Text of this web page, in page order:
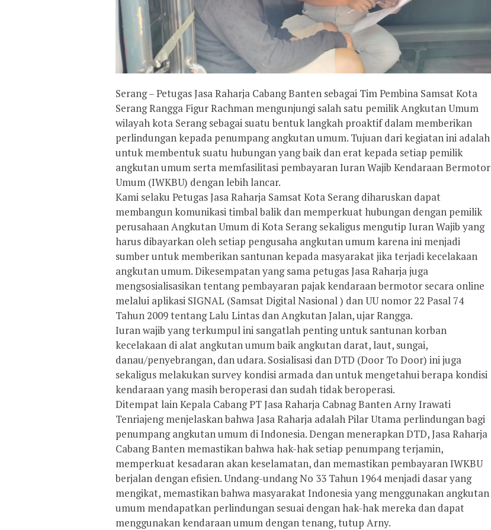
Serang – Petugas Jasa Raharja Cabang Banten sebagai Tim Pembina Samsat Kota
Serang Rangga Figur Rachman mengunjungi salah satu pemilik Angkutan Umum
wilayah kota Serang sebagai suatu bentuk langkah proaktif dalam memberikan
perlindungan kepada penumpang angkutan umum. Tujuan dari kegiatan ini adalah
untuk membentuk suatu hubungan yang baik dan erat kepada setiap pemilik
angkutan umum serta memfasilitasi pembayaran Iuran Wajib Kendaraan Bermotor
Umum (IWKBU) dengan lebih lancar.
Kami selaku Petugas Jasa Raharja Samsat Kota Serang diharuskan dapat
membangun komunikasi timbal balik dan memperkuat hubungan dengan pemilik
perusahaan Angkutan Umum di Kota Serang sekaligus mengutip Iuran Wajib yang
harus dibayarkan oleh setiap pengusaha angkutan umum karena ini menjadi
sumber untuk memberikan santunan kepada masyarakat jika terjadi kecelakaan
angkutan umum. Dikesempatan yang sama petugas Jasa Raharja juga
mengsosialisasikan tentang pembayaran pajak kendaraan bermotor secara online
melalui aplikasi SIGNAL (Samsat Digital Nasional ) dan UU nomor 22 Pasal 74
Tahun 2009 tentang Lalu Lintas dan Angkutan Jalan, ujar Rangga.
Iuran wajib yang terkumpul ini sangatlah penting untuk santunan korban
kecelakaan di alat angkutan umum baik angkutan darat, laut, sungai,
danau/penyebrangan, dan udara. Sosialisasi dan DTD (Door To Door) ini juga
sekaligus melakukan survey kondisi armada dan untuk mengetahui berapa kondisi
kendaraan yang masih beroperasi dan sudah tidak beroperasi.
Ditempat lain Kepala Cabang PT Jasa Raharja Cabnag Banten Arny Irawati
Tenriajeng menjelaskan bahwa Jasa Raharja adalah Pilar Utama perlindungan bagi
penumpang angkutan umum di Indonesia. Dengan menerapkan DTD, Jasa Raharja
Cabang Banten memastikan bahwa hak-hak setiap penumpang terjamin,
memperkuat kesadaran akan keselamatan, dan memastikan pembayaran IWKBU
berjalan dengan efisien. Undang-undang No 33 Tahun 1964 menjadi dasar yang
mengikat, memastikan bahwa masyarakat Indonesia yang menggunakan angkutan
umum mendapatkan perlindungan sesuai dengan hak-hak mereka dan dapat
menggunakan kendaraan umum dengan tenang, tutup Arny.